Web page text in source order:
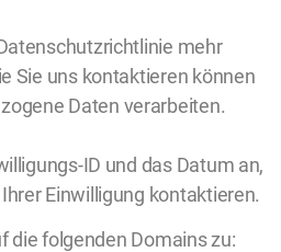
mehr
Sie uns kontaktieren können
Daten verarbeiten.
ID und das Datum an,
Einwilligung kontaktieren.
die folgenden Domains zu: